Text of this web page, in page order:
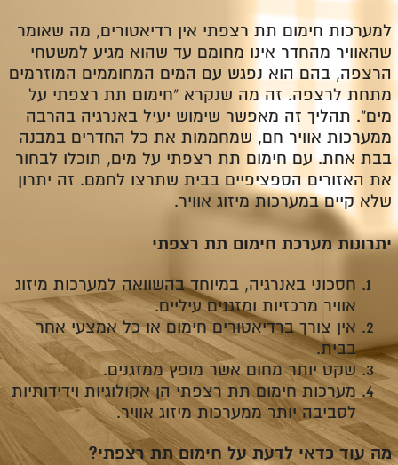
למערכות חימום תת רצפתי אין רדיאטורים, מה שאומר
שהאוויר מהחדר אינו מחומם עד שהוא מגיע למשטחי
הרצפה, בהם הוא נפגש עם המים המחוממים המוזרמים
מתחת לרצפה. זה מה שנקרא "חימום תת רצפתי על
מים". תהליך זה מאפשר שימוש יעיל באנרגיה בהרבה
ממערכות אוויר חם, שמחממות את כל החדרים במבנה
בבת אחת. עם חימום תת רצפתי על מים, תוכלו לבחור
את האזורים הספציפיים בבית שתרצו לחמם. זה יתרון
שלא קיים במערכות מיזוג אוויר.
יתרונות מערכת חימום תת רצפתי
חסכוני באנרגיה, במיוחד בהשוואה למערכות מיזוג
אוויר מרכזיות ומזגנים עיליים.
אין צורך ברדיאטורים חימום או כל אמצעי אחר
בבית.
שקט יותר מחום אשר מופץ ממזגנים.
מערכות חימום תת רצפתי הן אקולוגיות וידידותיות
לסביבה יותר ממערכות מיזוג אוויר.
מה עוד כדאי לדעת על חימום תת רצפתי?